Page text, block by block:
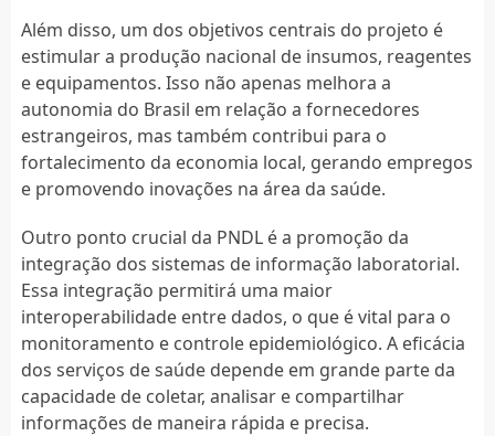
Além disso, um dos objetivos centrais do projeto é
estimular a produção nacional de insumos, reagentes
e equipamentos. Isso não apenas melhora a
autonomia do Brasil em relação a fornecedores
estrangeiros, mas também contribui para o
fortalecimento da economia local, gerando empregos
e promovendo inovações na área da saúde.
Outro ponto crucial da PNDL é a promoção da
integração dos sistemas de informação laboratorial.
Essa integração permitirá uma maior
interoperabilidade entre dados, o que é vital para o
monitoramento e controle epidemiológico. A eficácia
dos serviços de saúde depende em grande parte da
capacidade de coletar, analisar e compartilhar
informações de maneira rápida e precisa.